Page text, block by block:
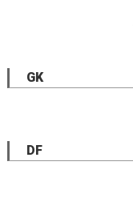
GK
DF